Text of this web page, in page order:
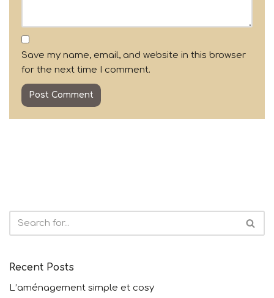
Save my name, email, and website in this browser
for the next time I comment.
Recent Posts
L’aménagement simple et cosy